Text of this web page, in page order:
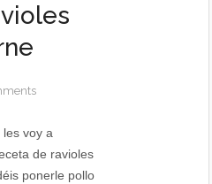
voy a
de ravioles
ponerle pollo